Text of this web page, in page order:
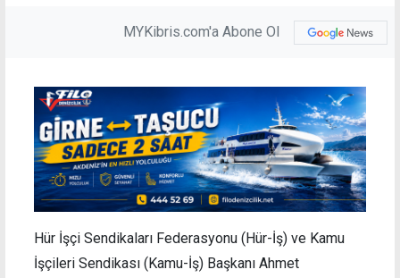
MYKibris.com'a Abone Ol
Hür İşçi Sendikaları Federasyonu (Hür-İş) ve Kamu
İşçileri Sendikası (Kamu-İş) Başkanı Ahmet